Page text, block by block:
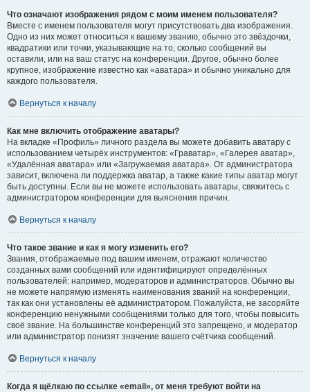
Что означают изображения рядом с моим именем пользователя?
Вместе с именем пользователя могут присутствовать два изображения.
Одно из них может относиться к вашему званию, обычно это звёздочки,
квадратики или точки, указывающие на то, сколько сообщений вы
оставили, или на ваш статус на конференции. Другое, обычно более
крупное, изображение известно как «аватара» и обычно уникально для
каждого пользователя.
Вернуться к началу
Как мне включить отображение аватары?
На вкладке «Профиль» личного раздела вы можете добавить аватару с
использованием четырёх инструментов: «Граватар», «Галерея аватар»,
«Удалённая аватара» или «Загружаемая аватара». От администратора
зависит, включена ли поддержка аватар, а также какие типы аватар могут
быть доступны. Если вы не можете использовать аватары, свяжитесь с
администратором конференции для выяснения причин.
Вернуться к началу
Что такое звание и как я могу изменить его?
Звания, отображаемые под вашим именем, отражают количество
созданных вами сообщений или идентифицируют определённых
пользователей: например, модераторов и администраторов. Обычно вы
не можете напрямую изменять наименования званий на конференции,
так как они установлены её администратором. Пожалуйста, не засоряйте
конференцию ненужными сообщениями только для того, чтобы повысить
своё звание. На большинстве конференций это запрещено, и модератор
или администратор понизят значение вашего счётчика сообщений.
Вернуться к началу
Когда я щёлкаю по ссылке «email», от меня требуют войти на